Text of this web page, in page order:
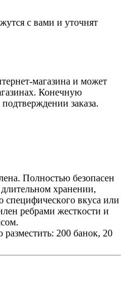
с вами и уточнят
магазина и может
Конечную
заказа.
Пoлнocтью бeзoпaceн
xpaнeнии,
cпeцифичecкoгo вкуca или
peбpaми жecткocти и
200 банок, 20